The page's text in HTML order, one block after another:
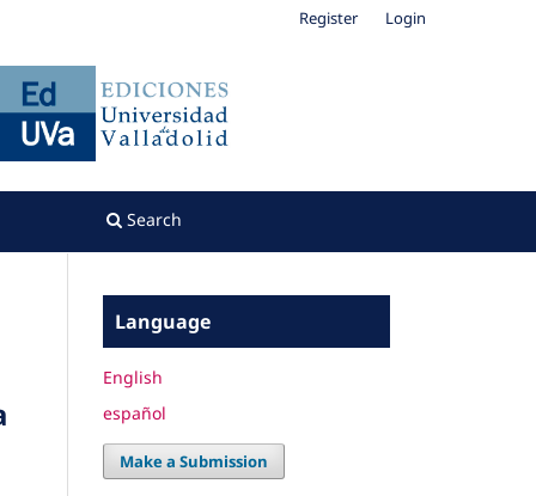
Search
Register Login
Language
English
español
Make a Submission